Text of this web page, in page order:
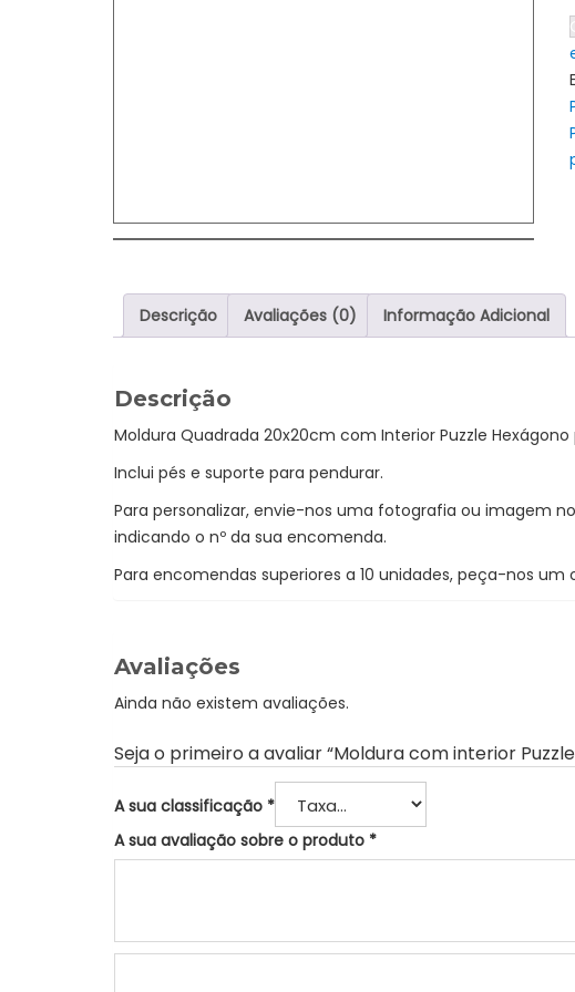
Descrição Avaliações (0) Informação Adicional
Descrição
Moldura Quadrada 20x20cm com Interior Puzzle Hexágono
Inclui pés e suporte para pendurar.
Para personalizar, envie-nos uma fotografia ou imagem
indicando o nº da sua encomenda.
Para encomendas superiores a 10 unidades, peça-nos
Avaliações
Ainda não existem avaliações.
Seja o primeiro a avaliar “Moldura com interior
A sua classificação *
A sua avaliação sobre o produto *